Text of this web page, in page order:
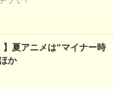
】夏アニメは“マイナー時
か